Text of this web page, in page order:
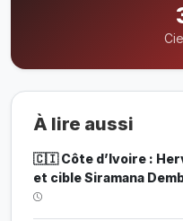
À lire aussi
🇨🇮 Côte d’Ivoire :
et cible Siramana